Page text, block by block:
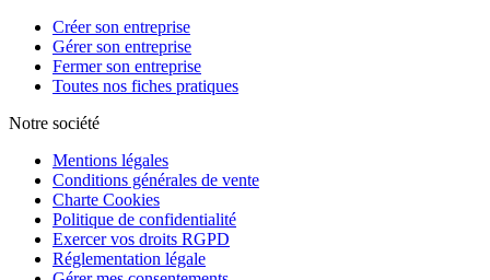
Créer son entreprise
Gérer son entreprise
Fermer son entreprise
Toutes nos fiches pratiques
Notre société
Mentions légales
Conditions générales de vente
Charte Cookies
Politique de confidentialité
Exercer vos droits RGPD
Réglementation légale